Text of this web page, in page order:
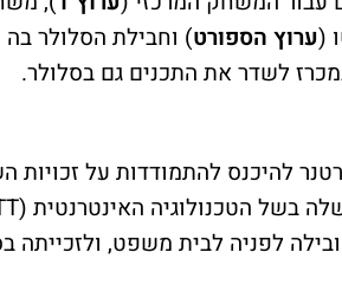
(ערוץ הספורט) וחבילת הסלולר
לשדר את התכנים גם בסלולר.
להיכנס להתמודדות על
בשל הטכנולוגיה האינטרנטית (
לפניה לבית משפט, ולזכייתה